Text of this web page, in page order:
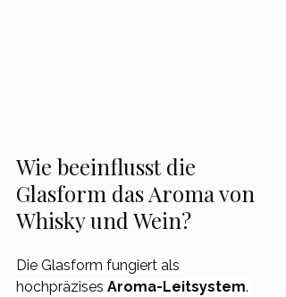
Wie beeinflusst die
Glasform das Aroma von
Whisky und Wein?
Die Glasform fungiert als
hochpräzises Aroma-Leitsystem.